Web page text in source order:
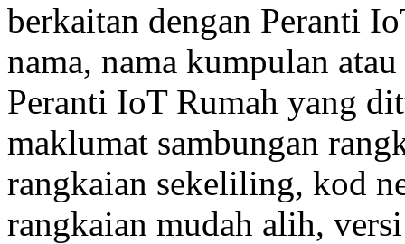
berkaitan dengan Peranti
nama, nama kumpulan
Peranti IoT Rumah yang
maklumat sambungan
rangkaian sekeliling, kod
rangkaian mudah alih,